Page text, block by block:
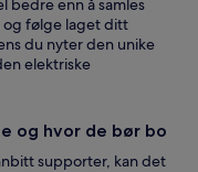
bedre enn å samles
og følge laget ditt
du nyter den unike
elektriske
og hvor de bør bo
supporter, kan det